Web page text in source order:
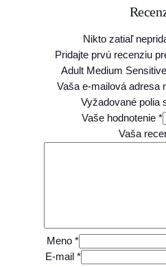
4
k
g
Nikto zatiaľ
Pridajte prvú recenziu
Adult Medium
Vaša e-mailová adresa
Vyžadované polia
Vaše hodnotenie *
Vaša
Meno *
E-mail *